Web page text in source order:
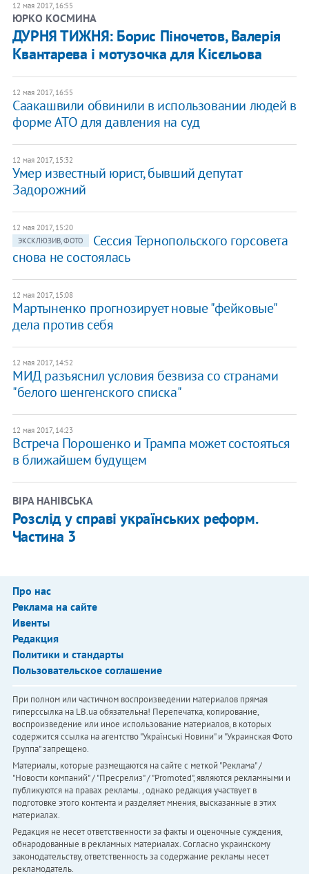
12 мая 2017, 16:55
ЮРКО КОСМИНА
ДУРНЯ ТИЖНЯ: Борис Піночетов, Валерія
Квантарева і мотузочка для Кісєльова
12 мая 2017, 16:55
Саакашвили обвинили в использовании людей в
форме АТО для давления на суд
12 мая 2017, 15:32
Умер известный юрист, бывший депутат
Задорожний
12 мая 2017, 15:20
ЭКСКЛЮЗИВ, ФОТО
Сессия Тернопольского горсовета
снова не состоялась
12 мая 2017, 15:08
Мартыненко прогнозирует новые "фейковые"
дела против себя
12 мая 2017, 14:52
МИД разъяснил условия безвиза со странами
"белого шенгенского списка"
12 мая 2017, 14:23
​Встреча Порошенко и Трампа может состояться
в ближайшем будущем
ВІРА НАНІВСЬКА
​Розслід у справі українських реформ.
Частина 3
Про нас
Реклама на сайте
Ивенты
Редакция
Политики и стандарты
Пользовательское соглашение
При полном или частичном воспроизведении материалов прямая
гиперссылка на LB.ua обязательна! Перепечатка, копирование,
воспроизведение или иное использование материалов, в которых
содержится ссылка на агентство "Українськi Новини" и "Украинская Фото
Группа" запрещено.
Материалы, которые размещаются на сайте с меткой "Реклама" /
"Новости компаний" / "Пресрелиз" / "Promoted", являются рекламными и
публикуются на правах рекламы. , однако редакция участвует в
подготовке этого контента и разделяет мнения, высказанные в этих
материалах.
Редакция не несет ответственности за факты и оценочные суждения,
обнародованные в рекламных материалах. Согласно украинскому
законодательству, ответственность за содержание рекламы несет
рекламодатель.